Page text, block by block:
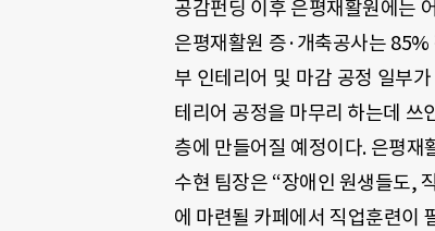
공감펀딩 이후 은평재활원에는
은평재활원 증·개축공사는
부 인테리어 및 마감 공정 일부
테리어 공정을 마무리 하는데 쓰
층에 만들어질 예정이다. 은평재
수현 팀장은 “장애인 원생들도,
에 마련될 카페에서 직업훈련이